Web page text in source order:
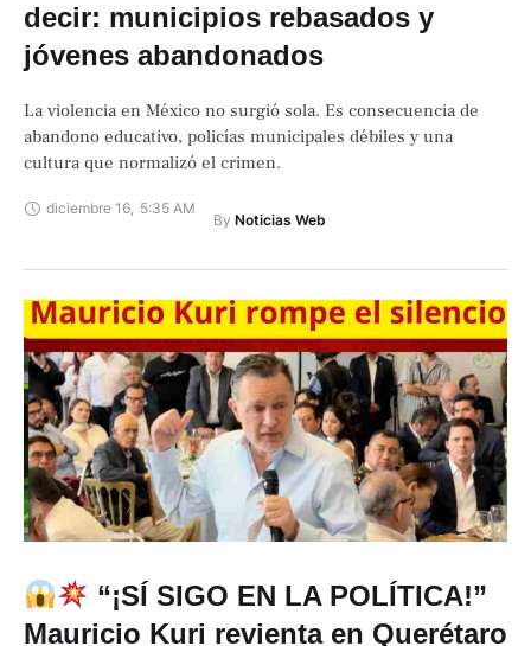
decir: municipios rebasados y
jóvenes abandonados
La violencia en México no surgió sola. Es consecuencia de
abandono educativo, policías municipales débiles y una
cultura que normalizó el crimen.
diciembre 16, 5:35 AM
By Noticias Web
“¡SÍ SIGO EN LA POLÍTICA!”
Mauricio Kuri revienta en Querétaro